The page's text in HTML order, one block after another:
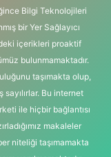
Bilgi Teknolojileri
bir Yer Sağlayıcı
içerikleri proaktif
bulunmamaktadır.
taşımakta olup,
Bu internet
ile hiçbir bağlantısı
makaleler
niteliği taşımamakta